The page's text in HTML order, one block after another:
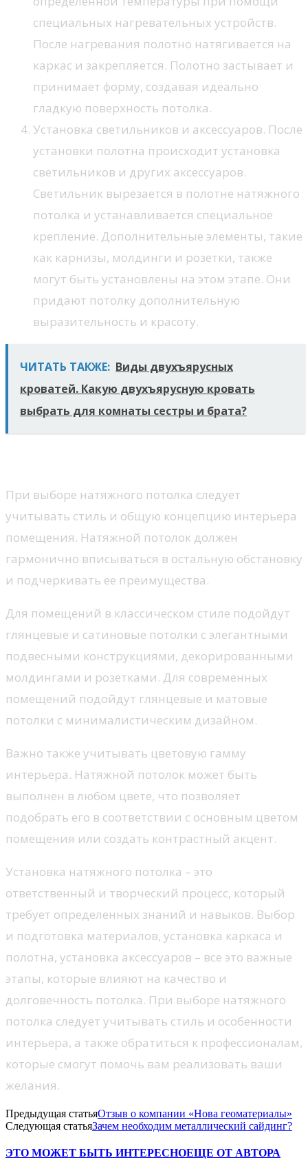
специальных нагревательных устройств.
После нагревания полотно натягивается на
каркас и закрепляется. Полотно застывает и
принимает форму, создавая идеально
гладкую поверхность потолка.
Установка светильников и аксессуаров. После
установки полотна происходит установка
светильников и других аксессуаров.
Светильник вырезается в полотне натяжного
потолка и устанавливается специальное
крепление. Дополнительные элементы, такие
как карнизы, молдинги и розетки, также
могут быть установлены на этом этапе. Они
придают потолку дополнительную
выразительность и красоту.
ЧИТАТЬ ТАКЖЕ: Виды двухъярусных
кроватей. Какую двухъярусную кровать
выбрать для комнаты сестры и брата?
При выборе натяжного потолка следует
учитывать стиль и общую концепцию интерьера
помещения. Натяжной потолок должен
гармонично вписываться в остальную обстановку
и подчеркивать ее преимущества.
Для помещений в классическом стиле подойдут
глянцевые и сатиновые потолки с элегантными
подвесными конструкциями, декорированными
молдингами и розетками. Для современных
помещений подойдут глянцевые и матовые
потолки с минималистическим дизайном.
Важно также учитывать цветовую гамму
интерьера. Натяжной потолок может быть
выполнен в любом цвете, что позволяет
подобрать его в соответствии с основным цветом
помещения или создать контрастный акцент.
Установка натяжного потолка – это
ответственный и творческий процесс, который
требует определенных знаний и навыков. Выбор
и подготовка материалов, установка каркаса и
полотна, установка аксессуаров – все это важные
этапы, которые влияют на качество и
долговечность потолка. При выборе натяжного
потолка следует учитывать стиль и особенности
интерьера, а также обратиться к профессионалам,
которые смогут помочь вам реализовать ваши
желания.
Предыдущая статьяОтзыв о компании «Нова геоматериалы»
Следующая статьяЗачем необходим металлический сайдинг?
ЭТО МОЖЕТ БЫТЬ ИНТЕРЕСНОЕЩЕ ОТ АВТОРА